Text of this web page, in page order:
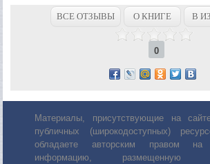
ВСЕ ОТЗЫВЫ О КНИГЕ В
0
Материалы, присутствующие на
публичных (широкодоступных)
обладаете авторским правом
информацию,